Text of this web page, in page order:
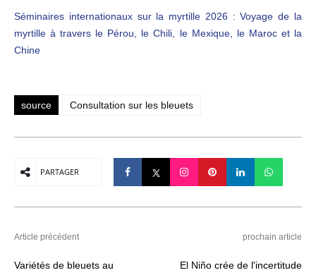
Séminaires internationaux sur la myrtille 2026 : Voyage de la
myrtille à travers le Pérou, le Chili, le Mexique, le Maroc et la
Chine
source Consultation sur les bleuets
PARTAGER
Article précédent
Variétés de bleuets au
prochain article
El Niño crée de l'incertitude